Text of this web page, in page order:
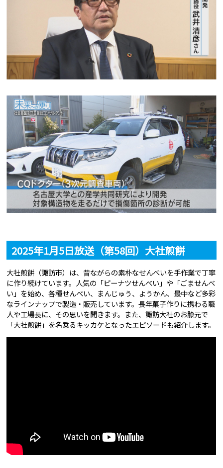
2025年1月5日放送（第58回）大社煎餅
大社煎餅（諏訪市）は、昔ながらの素朴なせんべいを手作業で丁寧
に作り続けています。人気の「ピーナツせんべい」や「ごませんべ
い」を始め、各種せんべい、まんじゅう、ようかん、最中など多彩
なラインナップで製造・販売しています。長年菓子作りに携わる職
人や工場長に、その思いを聞きます。また、諏訪大社のお膝元で
「大社煎餅」を名乗るキッカケとなったエピソードも紹介します。